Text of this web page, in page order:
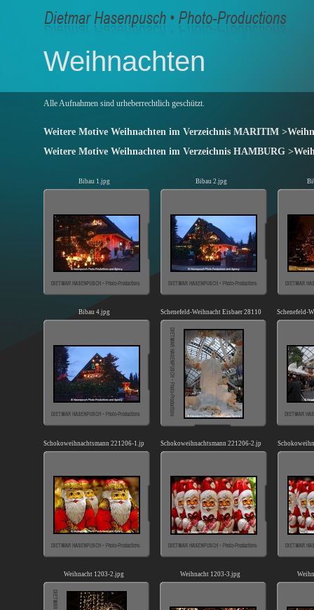
Weihnachten
Alle Aufnahmen sind urheberrechtlich geschützt.
Weitere Motive Weihnachten im Verzeichnis MARITIM
Weitere Motive Weihnachten im Verzeichnis HAMBURG
Bibau 1.jpg Bibau 2.jpg
Bibau 4.jpg Schenefeld-Weihnacht Eisbaer 281107-01.jpgSchenefeld-
Schokoweihnachtsmann 221206-1.jpg Schokoweihnachtsmann 221206-2.jpg
Weihnacht 1203-2.jpg Weihnacht 1203-3.jpg